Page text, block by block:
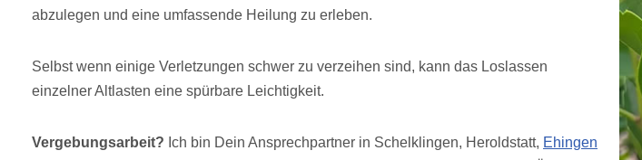
abzulegen und eine umfassende Heilung zu erleben.
Selbst wenn einige Verletzungen schwer zu verzeihen sind, kann das Loslassen
einzelner Altlasten eine spürbare Leichtigkeit.
Vergebungsarbeit? Ich bin Dein Ansprechpartner in Schelklingen, Heroldstatt, Ehingen